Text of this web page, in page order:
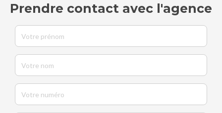
Prendre contact avec l'agence